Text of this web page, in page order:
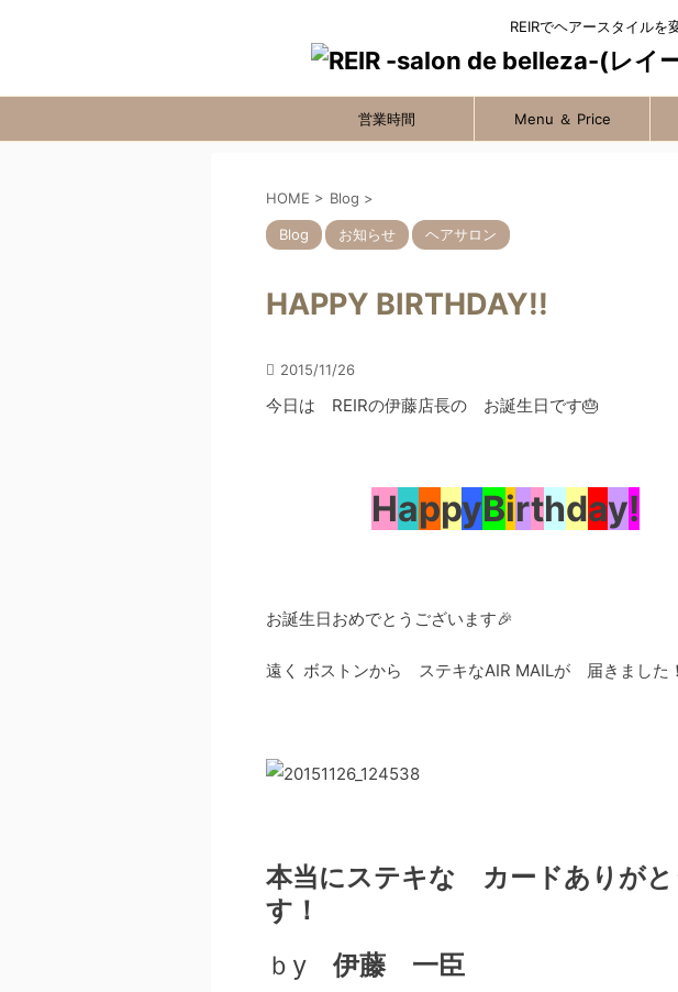
REIRでヘアースタイルを
営業時間 Menu ＆ Price
HOME > Blog >
Blog お知らせ ヘアサロン
HAPPY BIRTHDAY!!
2015/11/26
今日は REIRの伊藤店長の お誕生日です🎂
HappyBirthday!
お誕生日おめでとうございます🎉
遠く ボストンから ステキなAIR MAILが 届きました
本当にステキな カードありがと
す！
ｂy 伊藤 一臣